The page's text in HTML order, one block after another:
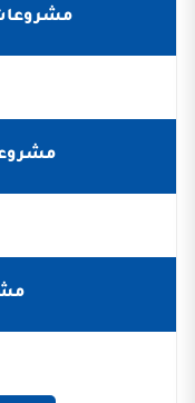
مشروعات